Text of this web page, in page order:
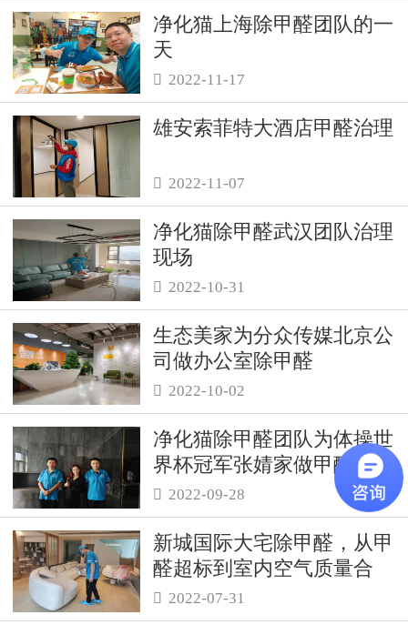
净化猫上海除甲醛团队的一
天
 2022-11-17
雄安索菲特大酒店甲醛治理
 2022-11-07
净化猫除甲醛武汉团队治理
现场
 2022-10-31
生态美家为分众传媒北京公
司做办公室除甲醛
 2022-10-02
净化猫除甲醛团队为体操世
界杯冠军张婧家做甲醛治理
 2022-09-28
新城国际大宅除甲醛，从甲
醛超标到室内空气质量合
格，只需要72小时！
 2022-07-31